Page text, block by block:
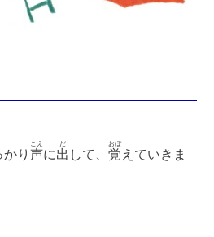
り 声
こえ
に出
だ
して、 覚
おぼ
えていきま